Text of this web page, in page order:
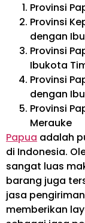
Provinsi
Provinsi
dengan
Provinsi
Ibukota
Provinsi
dengan
Provinsi
Merauke
Papua adalah
di Indonesia.
sangat luas
barang juga
jasa
memberikan